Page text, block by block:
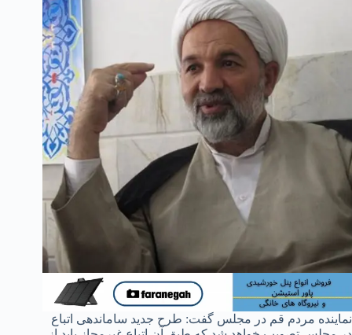
نماینده مردم قم در مجلس گفت: طرح جدید ساماندهی اتباع